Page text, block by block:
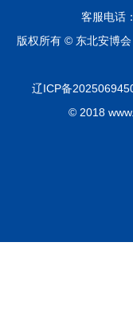
客服电话
版权所有 © 东北安博
辽ICP备
© 2018